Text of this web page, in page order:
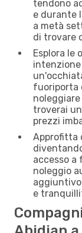
tendono
e durante
a metà
di trovare
Esplora le
fuoriporta
troverai
prezzi
Approfitta
accesso
noleggio
e